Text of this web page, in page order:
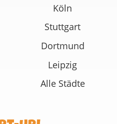
Köln
Stuttgart
Dortmund
Leipzig
Alle Städte